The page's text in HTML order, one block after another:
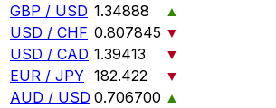
GBP / USD 1.34888
▲
USD / CHF 0.807845 ▼
USD / CAD 1.39413
▼
EUR / JPY 182.422
▼
AUD / USD 0.706700 ▲